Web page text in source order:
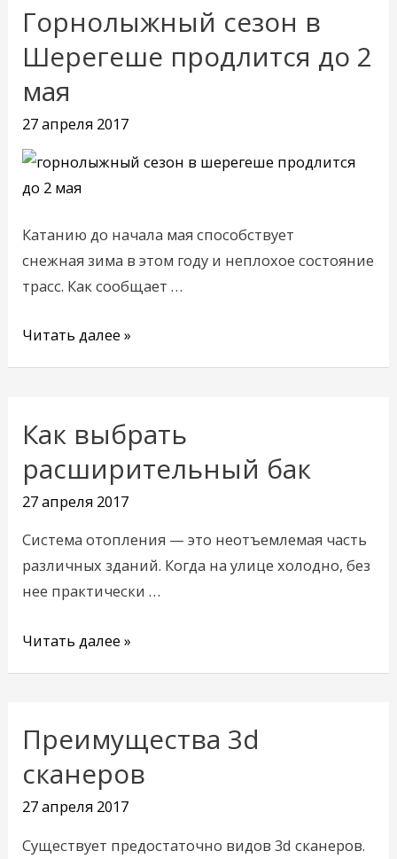
Горнолыжный сезон в
Шерегеше продлится до 2
мая
27 апреля 2017
Катанию до начала мая способствует
снежная зима в этом году и неплохое состояние
трасс. Как сообщает …
Горнолыжный
сезон
в
Шерегеше
продлится
до
мая
Читать далее »
Как выбрать
расширительный бак
27 апреля 2017
Система отопления — это неотъемлемая часть
различных зданий. Когда на улице холодно, без
нее практически …
Как
расширительный
бак
Читать далее »
Преимущества 3d
сканеров
27 апреля 2017
Существует предостаточно видов 3d сканеров.
Преимущества
сканеров